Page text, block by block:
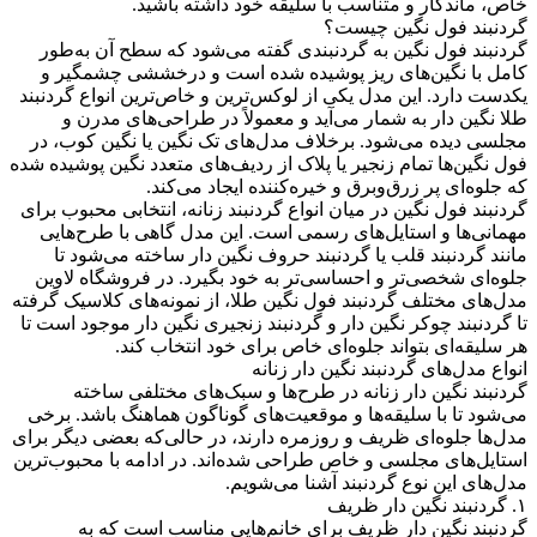
گردنبند فول نگین چیست؟
گردنبند فول نگین به گردنبندی گفته می‌شود که سطح آن به‌طور
کامل با نگین‌های ریز پوشیده شده است و درخششی چشمگیر و
یکدست دارد. این مدل یکی از لوکس‌ترین و خاص‌ترین انواع گردنبند
طلا نگین دار به شمار می‌آید و معمولاً در طراحی‌های مدرن و
مجلسی دیده می‌شود. برخلاف مدل‌های تک نگین یا نگین کوب، در
فول نگین‌ها تمام زنجیر یا پلاک از ردیف‌های متعدد نگین پوشیده شده
که جلوه‌ای پر زرق‌وبرق و خیره‌کننده ایجاد می‌کند.
گردنبند فول نگین در میان انواع گردنبند زنانه، انتخابی محبوب برای
مهمانی‌ها و استایل‌های رسمی است. این مدل گاهی با طرح‌هایی
مانند گردنبند قلب یا گردنبند حروف نگین دار ساخته می‌شود تا
جلوه‌ای شخصی‌تر و احساسی‌تر به خود بگیرد. در فروشگاه لاوین
مدل‌های مختلف گردنبند فول نگین طلا، از نمونه‌های کلاسیک گرفته
تا گردنبند چوکر نگین دار و گردنبند زنجیری نگین دار موجود است تا
هر سلیقه‌ای بتواند جلوه‌ای خاص برای خود انتخاب کند.
انواع مدل‌های گردنبند نگین ‌دار زنانه
گردنبند نگین ‌دار زنانه در طرح‌ها و سبک‌های مختلفی ساخته
می‌شود تا با سلیقه‌ها و موقعیت‌های گوناگون هماهنگ باشد. برخی
مدل‌ها جلوه‌ای ظریف و روزمره دارند، در حالی‌که بعضی دیگر برای
استایل‌های مجلسی و خاص طراحی شده‌اند. در ادامه با محبوب‌ترین
مدل‌های این نوع گردنبند آشنا می‌شویم.
۱. گردنبند نگین ‌دار ظریف
گردنبند نگین دار ظریف برای خانم‌هایی مناسب است که به